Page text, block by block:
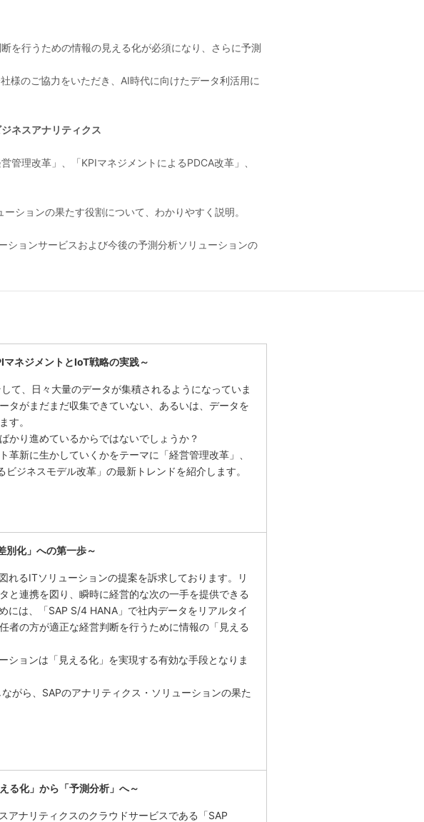
を行うための情報の見える化が必須になり、さらに予測
様のご協力をいただき、AI時代に向けたデータ利活用に
ネスアナリティクス
管理改革」、「KPIマネジメントによるPDCA改革」、
ションの果たす役割について、わかりやすく説明。
ョンサービスおよび今後の予測分析ソリューションの
マネジメントとIoT戦略の実践～
て、日々大量のデータが集積されるようになっていま
タがまだまだ収集できていない、あるいは、データを
す。
かり進めているからではないでしょうか？
新に生かしていくかをテーマに「経営管理改革」、
ジネスモデル改革」の最新トレンドを紹介します。
別化」への第一歩～
れるITソリューションの提案を訴求しております。リ
と連携を図り、瞬時に経営的な次の一手を提供できる
には、「SAP S/4 HANA」で社内データをリアルタイ
者の方が適正な経営判断を行うために情報の「見える
ションは「見える化」を実現する有効な手段となりま
がら、SAPのアナリティクス・ソリューションの果た
る化」から「予測分析」へ～
アナリティクスのクラウドサービスである「SAP